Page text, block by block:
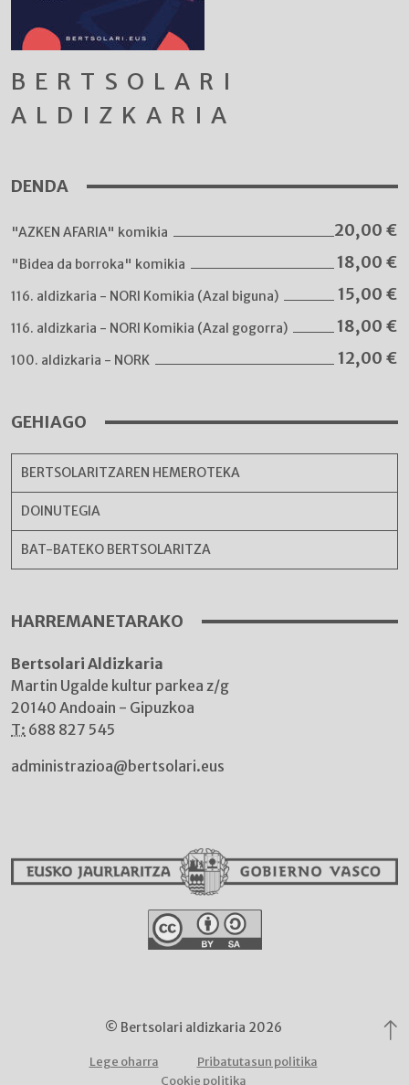
BERTSOLARI
ALDIZKARIA
DENDA
"AZKEN AFARIA" komikia 20,00 €
"Bidea da borroka" komikia 18,00 €
116. aldizkaria - NORI Komikia (Azal biguna) 15,00 €
116. aldizkaria - NORI Komikia (Azal gogorra) 18,00 €
100. aldizkaria - NORK 12,00 €
GEHIAGO
BERTSOLARITZAREN HEMEROTEKA
DOINUTEGIA
BAT-BATEKO BERTSOLARITZA
HARREMANETARAKO
Bertsolari Aldizkaria
Martin Ugalde kultur parkea z/g
20140 Andoain - Gipuzkoa
T: 688 827 545
administrazioa@bertsolari.eus
© Bertsolari aldizkaria 2026
Lege oharra
Pribatutasun politika
Cookie politika